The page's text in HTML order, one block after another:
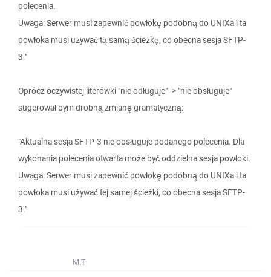
polecenia.
Uwaga: Serwer musi zapewnić powłokę podobną do UNIXa i ta
powłoka musi używać tą samą ścieżkę, co obecna sesja SFTP-
3."
Oprócz oczywistej literówki "nie odługuje" -> "nie obsługuje"
sugerował bym drobną zmianę gramatyczną:
"Aktualna sesja SFTP-3 nie obsługuje podanego polecenia. Dla
wykonania polecenia otwarta może być oddzielna sesja powłoki.
Uwaga: Serwer musi zapewnić powłokę podobną do UNIXa i ta
powłoka musi używać tej samej ścieżki, co obecna sesja SFTP-
3."
M.T